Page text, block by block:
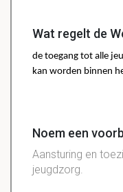
Wat regelt de
de toegang tot alle
kan worden binnen
Noem een
Aansturing en
jeugdzorg.